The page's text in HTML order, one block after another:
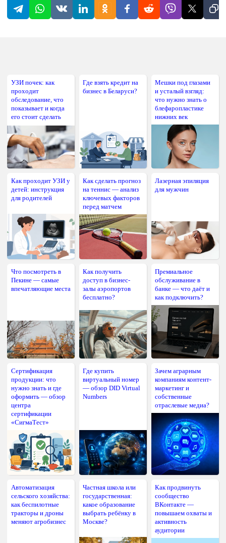
УЗИ почек: как
проходит
обследование, что
показывает и когда
его стоит сделать
Где взять кредит на
бизнес в Беларуси?
Мешки под глазами
и усталый взгляд:
что нужно знать о
блефаропластике
нижних век
Как проходит УЗИ у
детей: инструкция
для родителей
Как сделать прогноз
на теннис — анализ
ключевых факторов
перед матчем
Лазерная эпиляция
для мужчин
Что посмотреть в
Пекине — самые
впечатляющие места
Как получить
доступ в бизнес-
залы аэропортов
бесплатно?
Премиальное
обслуживание в
банке — что даёт и
как подключить?
Сертификация
продукции: что
нужно знать и где
оформить — обзор
центра
сертификации
«СигмаТест»
Где купить
виртуальный номер
— обзор DID Virtual
Numbers
Зачем аграрным
компаниям контент-
маркетинг и
собственные
отраслевые медиа?
Автоматизация
сельского хозяйства:
как беспилотные
тракторы и дроны
меняют агробизнес
Частная школа или
государственная:
какое образование
выбрать ребёнку в
Москве?
Как продвинуть
сообщество
ВКонтакте —
повышаем охваты и
активность
аудитории